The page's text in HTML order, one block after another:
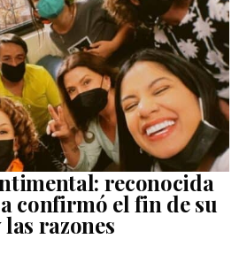
reconocida
confirmó el fin de su
razones